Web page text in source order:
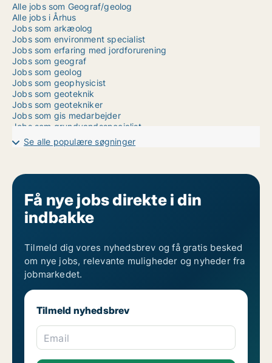
Alle jobs som Geograf/geolog
Alle jobs i Århus
Jobs som arkæolog
Jobs som environment specialist
Jobs som erfaring med jordforurening
Jobs som geograf
Jobs som geolog
Jobs som geophysicist
Jobs som geoteknik
Jobs som geotekniker
Jobs som gis medarbejder
Jobs som grundvandsspecialist
Jobs som kartograf
Jobs som kommuneplanlægger
Jobs som landmålingstekniker
Jobs som meteorolog
Jobs som miljøafdelingen
Jobs som miljømedarbejder
Jobs som måle- og kvalitetstekniker
Jobs som testmiljøtekniker
Jobs som vandområdeplaner
Jobs som vandplanlægning
Se andre jobs som geograf/geolog i Århus
Se andre jobs som geograf/geolog
Se andre jobs i Århus
Se alle populære søgninger
Få nye jobs direkte i din
indbakke
Tilmeld dig vores nyhedsbrev og få gratis besked
om nye jobs, relevante muligheder og nyheder fra
jobmarkedet.
Tilmeld nyhedsbrev
Email